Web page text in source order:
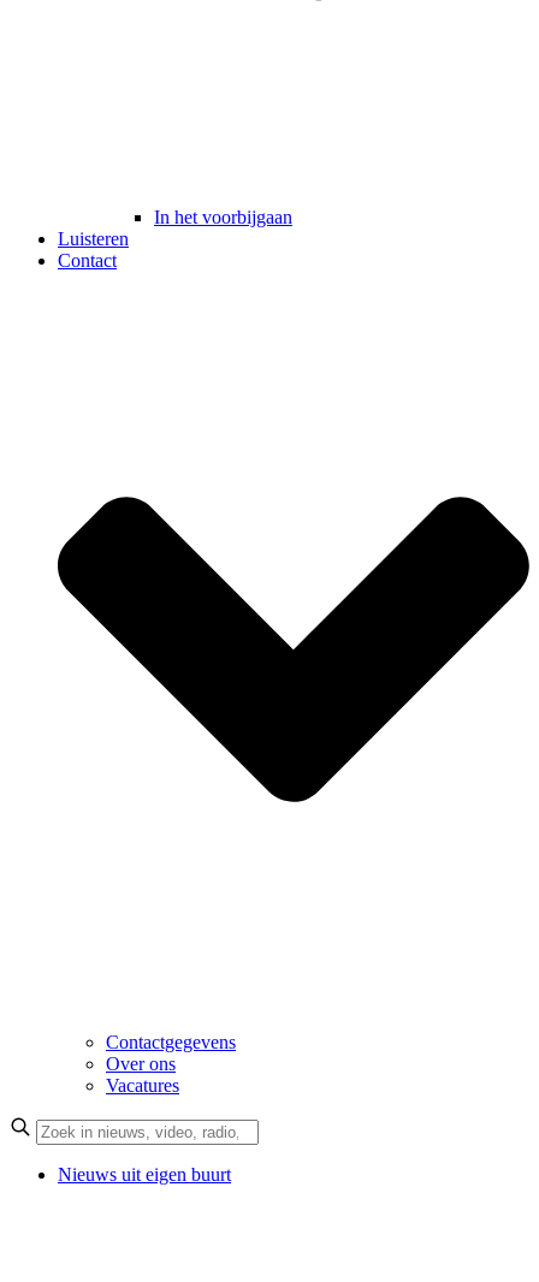
In het voorbijgaan
Luisteren
Contact
Contactgegevens
Over ons
Vacatures
Nieuws uit eigen buurt